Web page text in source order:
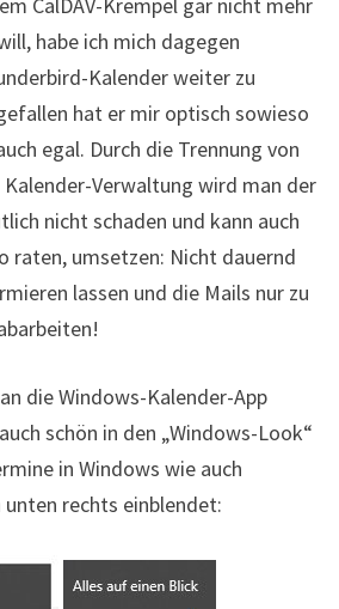
CalDAV-Krempel gar nicht mehr
habe ich mich dagegen
Kalender weiter zu
hat er mir optisch sowieso
egal. Durch die Trennung von
Verwaltung wird man der
nicht schaden und kann auch
raten, umsetzen: Nicht dauernd
lassen und die Mails nur zu
die Windows-Kalender-App
schön in den „Windows-Look“
in Windows wie auch
rechts einblendet: